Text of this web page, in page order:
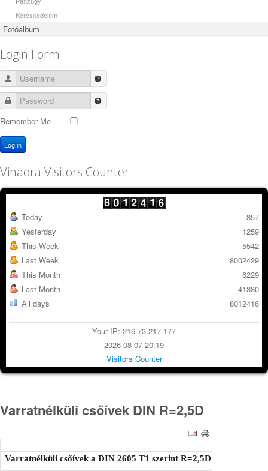
Kereskedelem
Fotóalbum
Login Form
Username
Password
Remember Me
Log in
Vinaora Visitors Counter
Today
Yesterday
This Week
Last Week
This Month
Last Month
All days
857
1259
5542
8002429
6229
41880
8012416
Your IP: 216.73.217.177
2026-08-07 20:19
Visitors Counter
Varratnélküli csőívek DIN R=2,5D
Varratnélküli csőívek a DIN 2605 T1 szerint R=2,5D 90° és 45°